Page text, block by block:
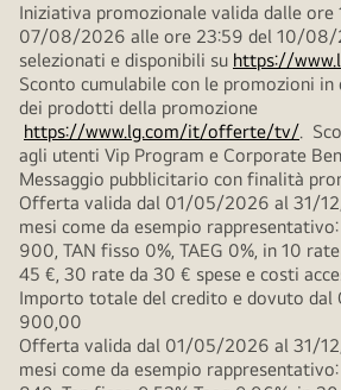
Iniziativa promozionale valida dalle ore
07/08/2026 alle ore 23:59 del 10/
selezionati e disponibili su https://
Sconto cumulabile con le promozioni in
dei prodotti della promozione
https://www.lg.com/it/offerte/tv/.
agli utenti Vip Program e Corporate
Messaggio pubblicitario con finalità
Offerta valida dal 01/05/2026 al 31/
mesi come da esempio
900, TAN fisso 0%, TAEG 0%, in 10
45 €, 30 rate da 30 € spese e costi
Importo totale del credito e dovuto dal
900,00
Offerta valida dal 01/05/2026 al 31/
mesi come da esempio